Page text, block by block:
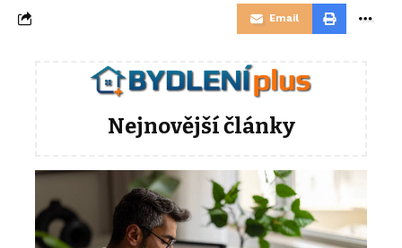
Email
Nejnovější články